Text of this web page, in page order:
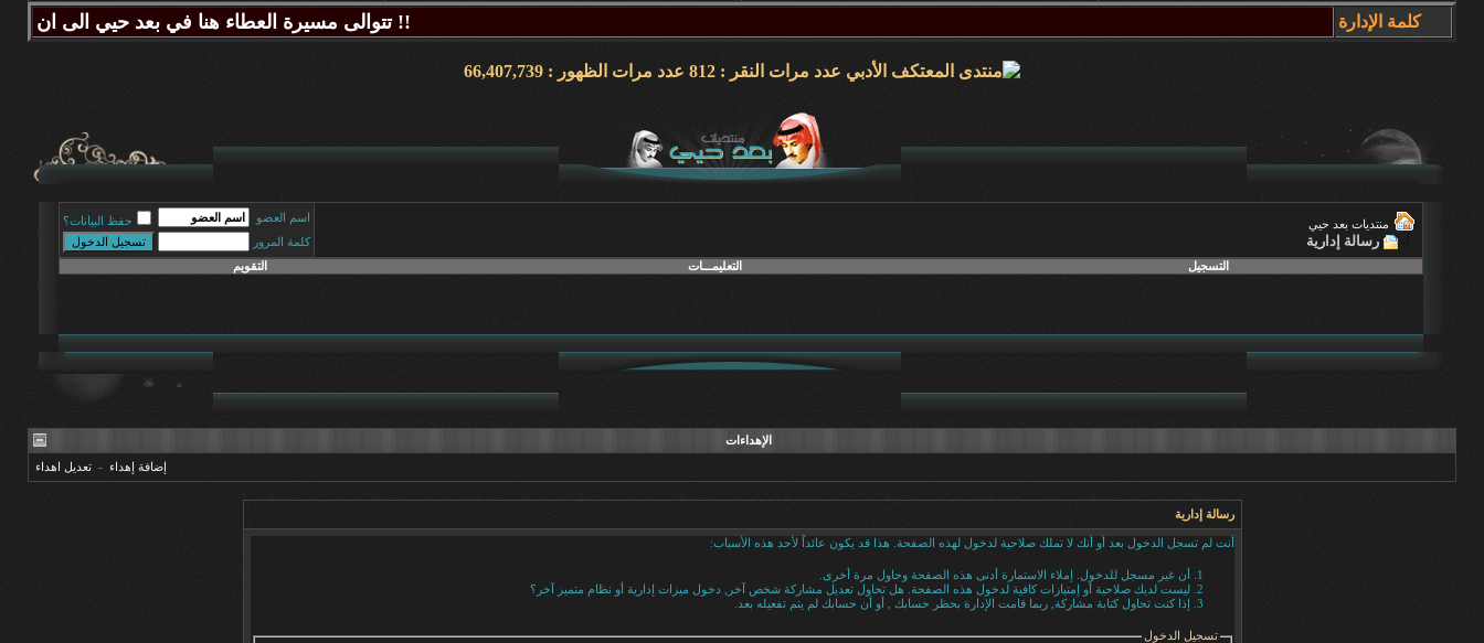
كلمة الإدارة
منتديات بعد حيي
رسالة إدارية
اسم العضو
حفظ البيانات؟
كلمة المرور
التسجيل
التعليمـــات التقويم
الإهداءات
إضافة إهداء - تعديل اهداء
رسالة إدارية
أنت لم تسجل الدخول بعد أو أنك لا تملك صلاحية لدخول لهذه الصفحة. هذا قد يكون عائداً لأحد هذه الأسباب:
أن غير مسجل للدخول. إملاء الاستمارة أدنى هذه الصفحة وحاول مرة أخرى.
ليست لديك صلاحية أو إمتيازات كافية لدخول هذه الصفحة. هل تحاول تعديل مشاركة شخص آخر, دخول ميزات إدارية أو نظام متميز آخر؟
إذا كنت تحاول كتابة مشاركة, ربما قامت الإدارة بحظر حسابك , أو أن حسابك لم يتم تفعيله بعد.
تسجيل الدخول